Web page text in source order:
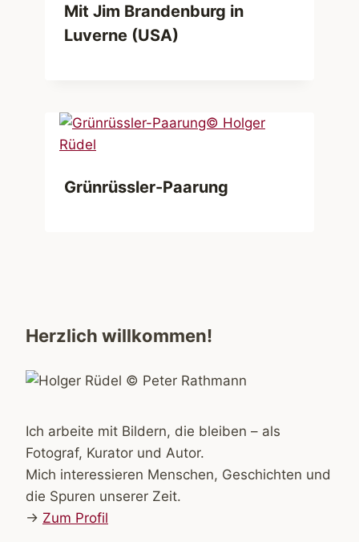
Mit Jim Brandenburg in
Luverne (USA)
Grünrüssler-Paarung
Herzlich willkommen!
Ich arbeite mit Bildern, die bleiben – als
Fotograf, Kurator und Autor.
Mich interessieren Menschen, Geschichten und
die Spuren unserer Zeit.
→ Zum Profil